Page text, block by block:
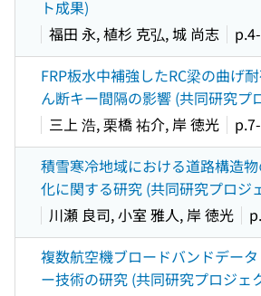
ト成果)
福田 永, 植杉 克弘, 城 尚志
FRP板水中補強したRC梁の曲げ
ん断キー間隔の影響 (共同研究プ
三上 浩, 栗橋 祐介, 岸 徳光
積雪寒冷地域における道路構造
化に関する研究 (共同研究プロジ
川瀬 良司, 小室 雅人, 岸 徳光
複数航空機ブロードバンドデー
ー技術の研究 (共同研究プロジェ